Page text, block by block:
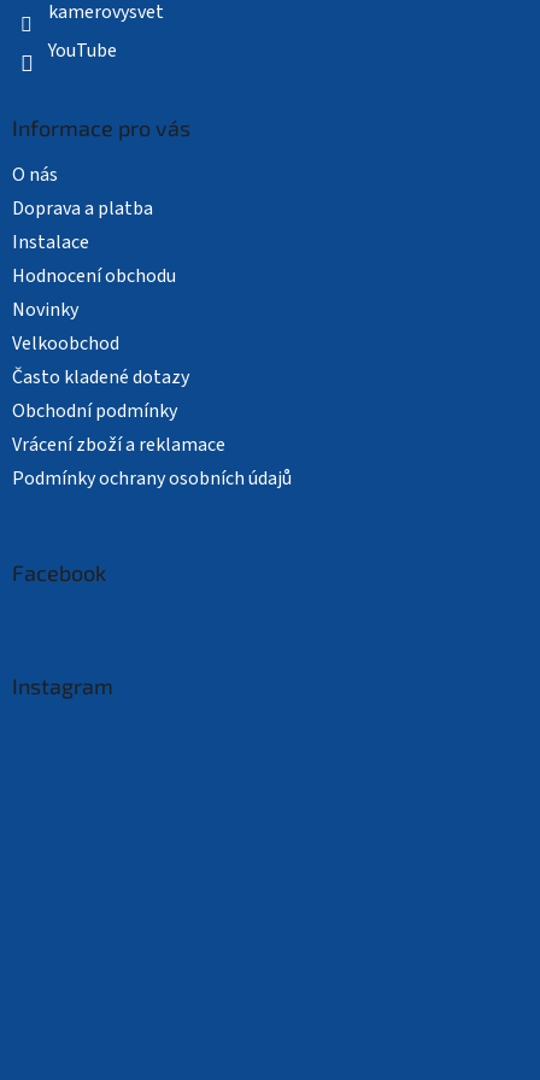
kamerovysvet
YouTube
Informace pro vás
O nás
Doprava a platba
Instalace
Hodnocení obchodu
Novinky
Velkoobchod
Často kladené dotazy
Obchodní podmínky
Vrácení zboží a reklamace
Podmínky ochrany osobních údajů
Facebook
Instagram